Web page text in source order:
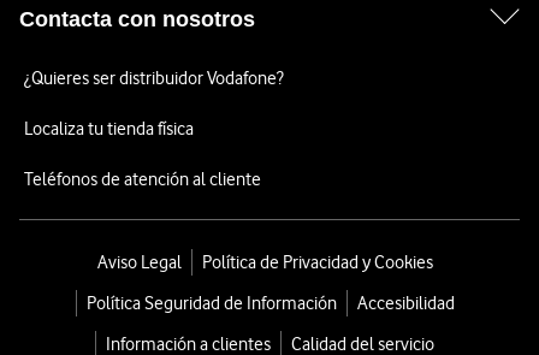
Contacta con nosotros
¿Quieres ser distribuidor Vodafone?
Localiza tu tienda física
Teléfonos de atención al cliente
Aviso Legal
Política de Privacidad y Cookies
Política Seguridad de Información
Accesibilidad
Información a clientes
Calidad del servicio